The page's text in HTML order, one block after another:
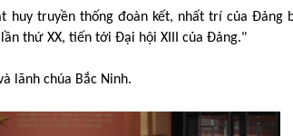
huy truyền thống đoàn kết, nhất trí của Đảng
thứ XX, tiến tới Đại hội XIII của Đảng."
lãnh chúa Bắc Ninh.